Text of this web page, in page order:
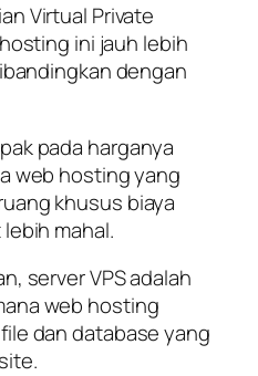
Virtual Private
ini jauh lebih
dengan
pada harganya
web hosting yang
khusus biaya
mahal.
server VPS adalah
web hosting
dan database yang